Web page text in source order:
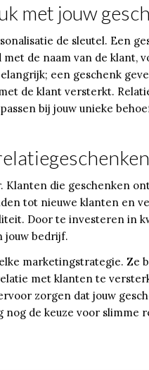
met jouw
de sleutel. Een
de naam van de klant,
een geschenk
de klant versterkt.
bij jouw unieke
Klanten die geschenken
tot nieuwe klanten en
Door te investeren in
jouw bedrijf.
marketingstrategie. Ze
met klanten te
zorgen dat jouw
de keuze voor slimme